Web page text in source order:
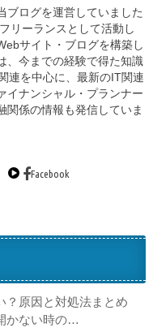
ブログを運営していました
リーランスとして活動し
サイト・ブログを構築し
、今までの経験で得た知識
連を中心に、最新のIT関連
イナンシャル・プランナー
関係の情報も発信していま
Facebook
？原因と対処法まとめ
かない時の…